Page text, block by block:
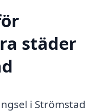
städer
i Strömstad